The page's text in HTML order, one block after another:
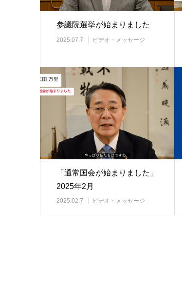
参議院選挙が始まりました
2025.07.7 ビデオ・メッセージ
「通常国会が始まりました」
2025年2月
2025.02.7 ビデオ・メッセージ